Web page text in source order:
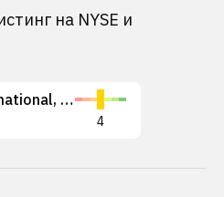
на NYSE и
Lincoln International, Inc.
4